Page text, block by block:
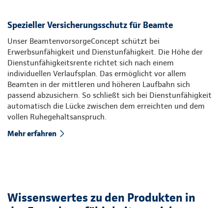
Spezieller Versicherungsschutz für Beamte
Unser BeamtenvorsorgeConcept schützt bei
Erwerbsunfähigkeit und Dienstunfähigkeit. Die Höhe der
Dienstunfähigkeitsrente richtet sich nach einem
individuellen Verlaufsplan. Das ermöglicht vor allem
Beamten in der mittleren und höheren Laufbahn sich
passend abzusichern. So schließt sich bei Dienstunfähigkeit
automatisch die Lücke zwischen dem erreichten und dem
vollen Ruhegehaltsanspruch.
Mehr erfahren
Wissenswertes zu den Produkten in